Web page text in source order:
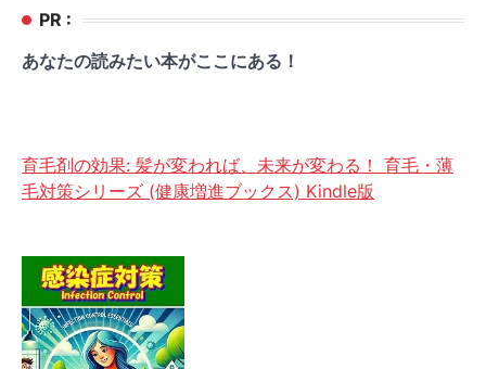
PR :
あなたの読みたい本がここにある！
育毛剤の効果: 髪が変われば、未来が変わる！ 育毛・薄
毛対策シリーズ (健康増進ブックス) Kindle版